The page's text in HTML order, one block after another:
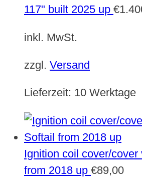
117" built 2025 up €
inkl. MwSt.
zzgl. Versand
Lieferzeit: 10 Werktage
Ignition coil cover/
from 2018 up €89,00